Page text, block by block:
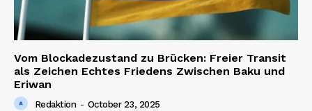
Vom Blockadezustand zu Brücken: Freier Transit
als Zeichen Echtes Friedens Zwischen Baku und
Eriwan
Redaktion - October 23, 2025